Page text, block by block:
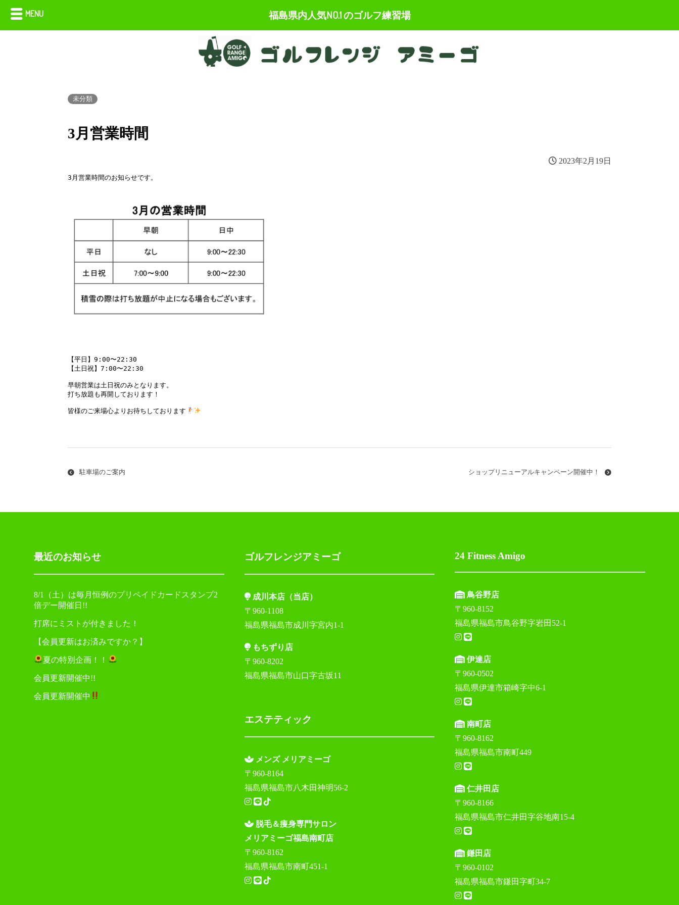
未分類
3月営業時間
2023年2月19日
3月営業時間のお知らせです。
【平日】9:00〜22:30
【土日祝】7:00〜22:30
早朝営業は土日祝のみとなります。
打ち放題も再開しております！
皆様のご来場心よりお待ちしております
稿
ナ
ョ
ン
駐車場のご案内 ショップリニューアルキャンペーン開催中！
最近のお知らせ
8/1（土）は毎月恒例のプリペイドカードスタンプ2
倍デー開催日!!
打席にミストが付きました！
【会員更新はお済みですか？】
夏の特別企画！！
会員更新開催中!!
会員更新開催中
ゴルフレンジアミーゴ
成川本店（当店）
〒960-1108
福島県福島市成川字宮内1-1
もちずり店
〒960-8202
福島県福島市山口字古坂11
エステティック
メンズ メリアミーゴ
〒960-8164
福島県福島市八木田神明56-2
脱毛＆痩身専門サロン
メリアミーゴ福島南町店
〒960-8162
福島県福島市南町451-1
24 Fitness Amigo
鳥谷野店
〒960-8152
福島県福島市鳥谷野字岩田52-1
伊達店
〒960-0502
福島県伊達市箱崎字中6-1
南町店
〒960-8162
福島県福島市南町449
仁井田店
〒960-8166
福島県福島市仁井田字谷地南15-4
鎌田店
〒960-0102
福島県福島市鎌田字町34-7
MENU 福島県内人気NO.1 のゴルフ練習場